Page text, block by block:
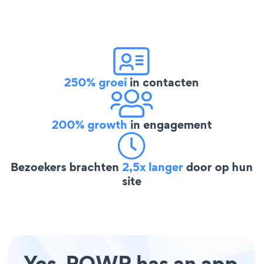
250% groei in contacten
200% growth in engagement
Bezoekers brachten 2,5x langerdoor op hun
site